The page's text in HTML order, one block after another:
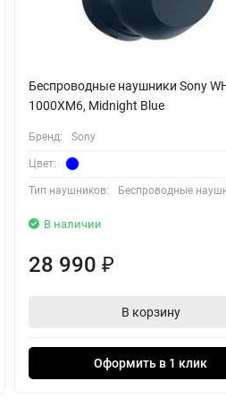
Беспроводные наушники Sony
1000XM6, Midnight Blue
Бренд: Sony
Цвет:
Тип наушников: Беспроводные
В наличии
28 990₽
В корзину
Оформить в 1 клик